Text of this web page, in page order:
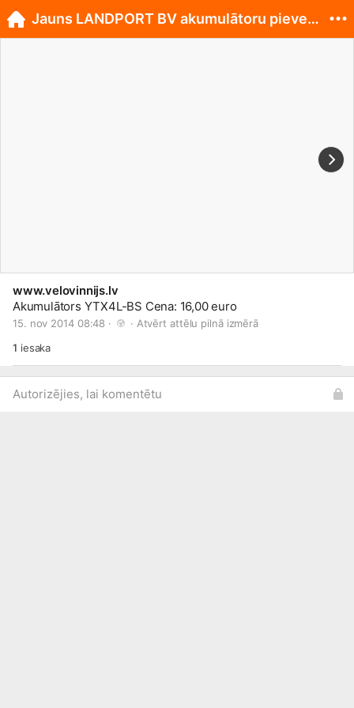
www.velovinnijs.lv
Akumulātors YTX4L-BS Cena: 16,00 euro
15. nov 2014 08:48 · · Atvērt attēlu pilnā izmērā
1 iesaka
Autorizējies, lai komentētu
Jauns LANDPORT BV akumulātoru pievedums.